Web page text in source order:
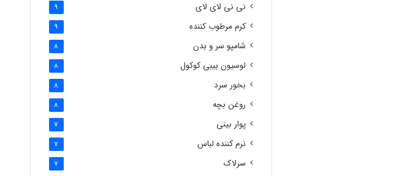
نی نی لای لای 9
کرم مرطوب کننده 9
شامپو سر و بدن 8
لوسیون بیبی کوکول 8
بخور سرد 8
روغن بچه 8
پوار بینی 7
نرم کننده لباس 7
سرلاک 7